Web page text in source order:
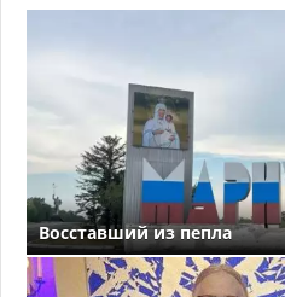
Восставший из пепла